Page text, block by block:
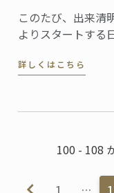
このたび、出来清
よりスタートする
詳しくはこちら
100 - 108
1 …